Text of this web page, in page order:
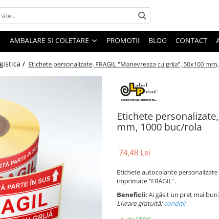
AMBALARE SI COLETARE PROMOTII BLOG CONTACT
/ Etichete personalizate, FRAGIL "Manevreaza cu grija", 50x100
Etichete
mm, 1000 buc/rola
74,48 Lei
Etichete autocolante
imprimate "FRAGIL".
Beneficii: Ai găsit un preț mai
Livrare gratuită:condiții